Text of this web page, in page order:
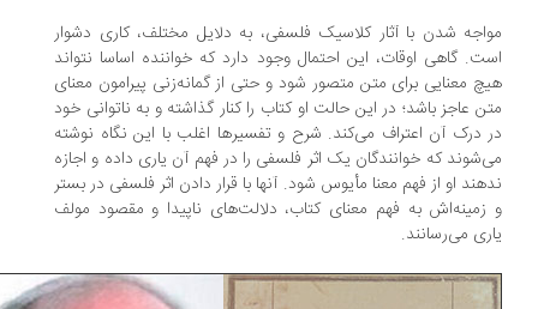
شدن با آثار کلاسیک فلسفی، به دلایل مختلف، کاری دشوار
گاهی اوقات، این احتمال وجود دارد که خواننده اساسا نتواند
معنایی برای متن متصور شود و حتی از گمانه‌زنی پیرامون معنای
عاجز باشد؛ در این حالت او کتاب را کنار گذاشته و به ناتوانی خود
درک آن اعتراف می‌کند. شرح و تفسیرها اغلب با این نگاه نوشته
که خوانندگان یک اثر فلسفی را در فهم آن یاری داده و اجازه
او از فهم معنا مأیوس شود. آنها با قرار دادن اثر فلسفی در بستر
به فهم معنای کتاب، دلالت‌های ناپیدا و مقصود مولف
می‌رسانند.